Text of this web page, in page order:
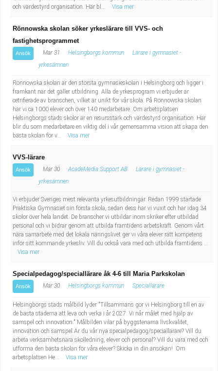
och värdestyrd organisation. Här bl...
Visa mer
Rönnowska skolan söker yrkeslärare till VVS- och
fastighetsprogrammet
Ansök Mar 31 Helsingborgs kommun
Lärare i gymnasiet -
yrkesämnen
Rönnowska skolan är den största gymnasieskolan i Helsingborg och ligger i
framkant när det gäller utbildning. Alla de yrkesprogram vi erbjuder är
cetrifierade av branschen, vilket är unikt för vår skola. På Rönnowska skolan
har vi ca 1000 elever och över 140 medarbetare. Om arbetsplatsen
Helsingborgs stads skolor är en resursstark och värdestyrd organisation. Här
blir du som medarbetare en viktig del i vår gemensamma vision att skapa den
bästa skolan för v...
Visa mer
VVS-lärare
Ansök Mar 30 AcadeMedia Support AB
Lärare i gymnasiet -
yrkesämnen
Vi erbjuder Sveriges mest relevanta yrkesutbildningar. Redan 1999 startade
Praktiska Gymnasiet sin första skola, sedan dess har vi vuxit och har idag 34
skolor över hela landet. De branscher vi utbildar inom skriker efter utbildad
personal och vi bidrar genom att utbilda framtidens arbetskraft. Genom vårt
nära samarbete med det lokala näringslivet ger vi våra elever rätt kompetens
inför sitt kommande yrkesliv. Vill du också vara med och utbilda framtidens ...
Visa mer
Specialpedagog/speciallärare åk 4-6 till Maria Parkskolan
Ansök Mar 30 Helsingborgs kommun Speciallärare
Helsingborgs stads målbild lyder "Tillsammans gör vi Helsingborg till en av
de bästa städerna att leva och verka i år 2027. Vi når målet med hjälp av
samspel och innovation." Målbilden vilar på byggstenarna livskvalitet,
innovation och samspel.Är du vår nya specialpedagog/speciallärare? Vill du
arbeta verksamhetsnära skolledning, elever och personal? Vill du vara med och
utforma den bästa skolan för våra elever? Skicka in din ansökan! Om
arbetsplatsen He...
Visa mer